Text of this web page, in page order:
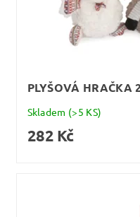
PLYŠOVÁ HRAČKA
Skladem (>5 KS)
282 Kč